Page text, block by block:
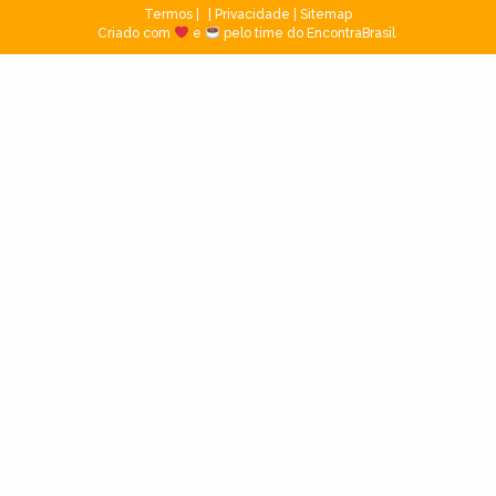
Termos Privacidade
Sitemap
Criado com
e pelo time do EncontraBrasil